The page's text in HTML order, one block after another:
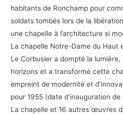
habitants de Ronchamp pour
soldats tombés lors de la
une chapelle à l’architecture si
La chapelle Notre-Dame du
Le Corbusier a dompté la
horizons et a transformé cette
empreint de modernité et
pour 1955 (date d’inauguration
La chapelle et 16 autres œuvres